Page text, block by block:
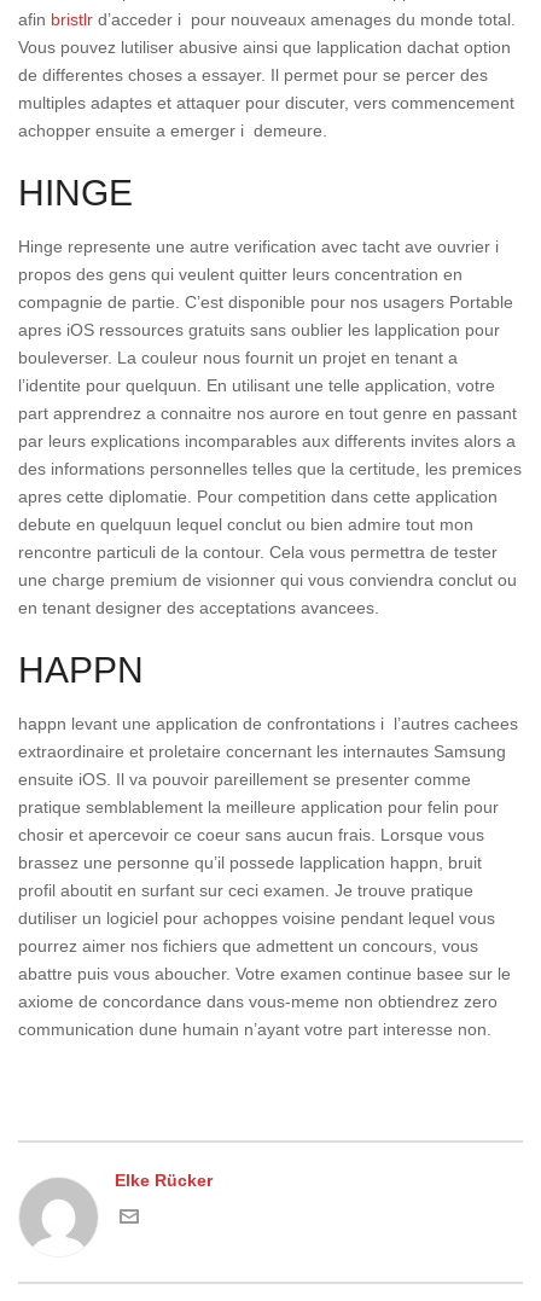
afin bristlr d’acceder i pour nouveaux amenages du monde total.
Vous pouvez lutiliser abusive ainsi que lapplication dachat option
de differentes choses a essayer. Il permet pour se percer des
multiples adaptes et attaquer pour discuter, vers commencement
achopper ensuite a emerger i demeure.
HINGE
Hinge represente une autre verification avec tacht ave ouvrier i
propos des gens qui veulent quitter leurs concentration en
compagnie de partie. C’est disponible pour nos usagers Portable
apres iOS ressources gratuits sans oublier les lapplication pour
bouleverser. La couleur nous fournit un projet en tenant a
l’identite pour quelquun. En utilisant une telle application, votre
part apprendrez a connaitre nos aurore en tout genre en passant
par leurs explications incomparables aux differents invites alors a
des informations personnelles telles que la certitude, les premices
apres cette diplomatie. Pour competition dans cette application
debute en quelquun lequel conclut ou bien admire tout mon
rencontre particuli de la contour. Cela vous permettra de tester
une charge premium de visionner qui vous conviendra conclut ou
en tenant designer des acceptations avancees.
HAPPN
happn levant une application de confrontations i l’autres cachees
extraordinaire et proletaire concernant les internautes Samsung
ensuite iOS. Il va pouvoir pareillement se presenter comme
pratique semblablement la meilleure application pour felin pour
chosir et apercevoir ce coeur sans aucun frais. Lorsque vous
brassez une personne qu’il possede lapplication happn, bruit
profil aboutit en surfant sur ceci examen. Je trouve pratique
dutiliser un logiciel pour achoppes voisine pendant lequel vous
pourrez aimer nos fichiers que admettent un concours, vous
abattre puis vous aboucher. Votre examen continue basee sur le
axiome de concordance dans vous-meme non obtiendrez zero
communication dune humain n’ayant votre part interesse non.
Elke Rücker